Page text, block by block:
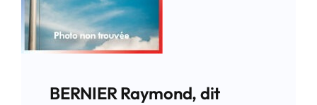
BERNIER Raymond, dit